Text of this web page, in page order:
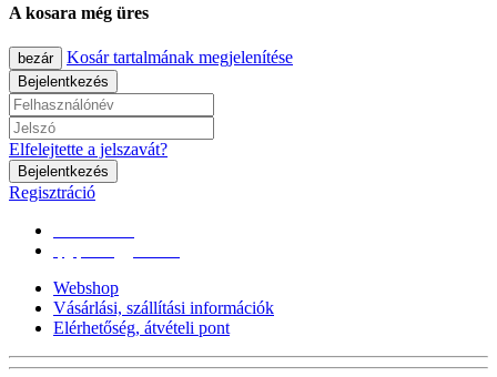
A kosara még üres
bezár Kosár tartalmának megjelenítése
Bejelentkezés
Elfelejtette a jelszavát?
Bejelentkezés
Regisztráció
Webshop
Vásárlási, szállítási információk
Elérhetőség, átvételi pont